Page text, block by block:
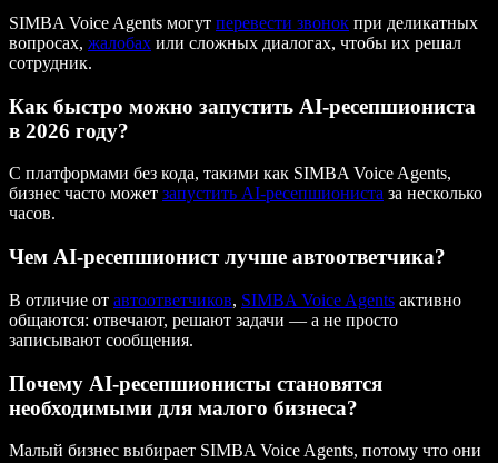
SIMBA Voice Agents могут перевести звонок при деликатных
вопросах, жалобах или сложных диалогах, чтобы их решал
сотрудник.
Как быстро можно запустить AI-ресепшиониста
в 2026 году?
С платформами без кода, такими как SIMBA Voice Agents,
бизнес часто может запустить AI-ресепшиониста за несколько
часов.
Чем AI-ресепшионист лучше автоответчика?
В отличие от автоответчиков, SIMBA Voice Agents активно
общаются: отвечают, решают задачи — а не просто
записывают сообщения.
Почему AI-ресепшионисты становятся
необходимыми для малого бизнеса?
Малый бизнес выбирает SIMBA Voice Agents, потому что они